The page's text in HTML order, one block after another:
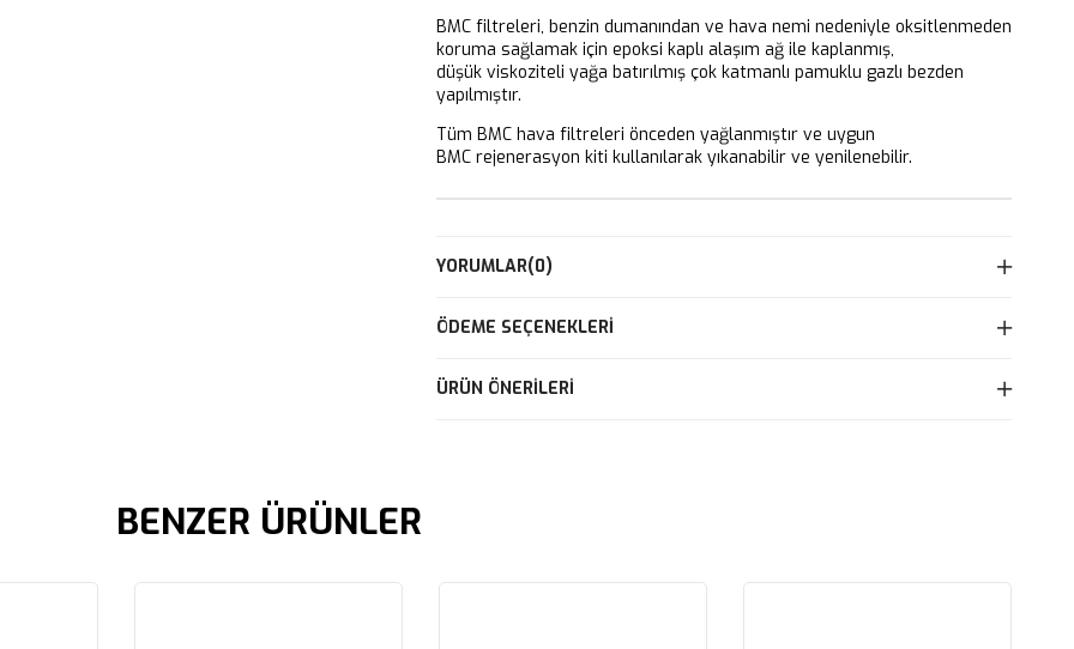
BMC filtreleri, benzin dumanından ve hava nemi nedeniyle oksitlenmeden
koruma sağlamak için epoksi kaplı alaşım ağ ile kaplanmış,
düşük viskoziteli yağa batırılmış çok katmanlı pamuklu gazlı bezden
yapılmıştır.
Tüm BMC hava filtreleri önceden yağlanmıştır ve uygun
BMC rejenerasyon kiti kullanılarak yıkanabilir ve yenilenebilir.
YORUMLAR(0)
ÖDEME SEÇENEKLERI
ÜRÜN ÖNERILERI
BENZER ÜRÜNLER